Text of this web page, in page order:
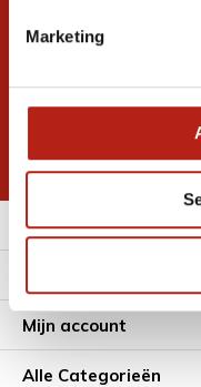
Marketing
Ontvang de
* Lees hier de wettelijke
Meer informatie
Mijn account
Alle Categorieën